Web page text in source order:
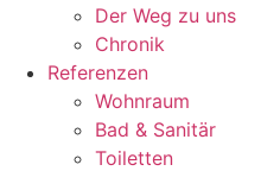
Der Weg zu uns
Chronik
Referenzen
Wohnraum
Bad & Sanitär
Toiletten